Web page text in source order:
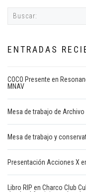
ENTRADAS
COCO Presente en
MNAV
Mesa de trabajo de
Mesa de trabajo y
Presentación Acciones X
Libro RIP en Charco Club